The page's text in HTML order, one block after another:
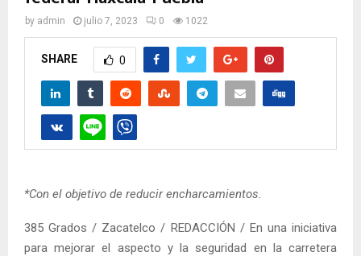
by admin julio 7, 2023 0 1022
SHARE 0
*Con el objetivo de reducir encharcamientos.
385 Grados / Zacatelco / REDACCIÓN / En una iniciativa
para mejorar el aspecto y la seguridad en la carretera